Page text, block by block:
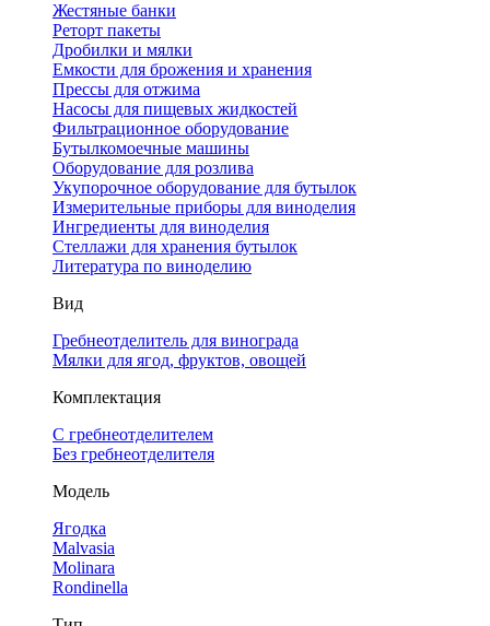
Жестяные банки
Реторт пакеты
Дробилки и мялки
Емкости для брожения и хранения
Прессы для отжима
Насосы для пищевых жидкостей
Фильтрационное оборудование
Бутылкомоечные машины
Оборудование для розлива
Укупорочное оборудование для бутылок
Измерительные приборы для виноделия
Ингредиенты для виноделия
Стеллажи для хранения бутылок
Литература по виноделию
Вид
Гребнеотделитель для винограда
Мялки для ягод, фруктов, овощей
Комплектация
С гребнеотделителем
Без гребнеотделителя
Модель
Ягодка
Malvasia
Molinara
Rondinella